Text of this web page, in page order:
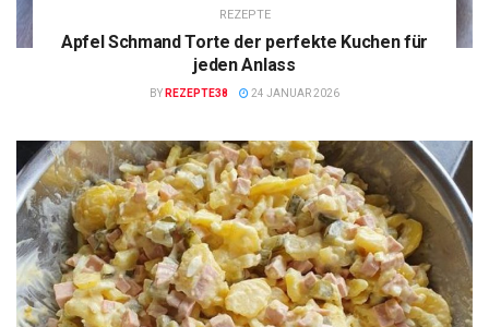
REZEPTE
Apfel Schmand Torte der perfekte Kuchen für
jeden Anlass
BY REZEPTE38 24 JANUAR 2026